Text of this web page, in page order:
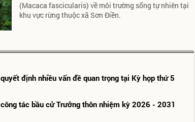
(Macaca fascicularis) về môi trường sống tự nhiên tại
khu vực rừng thuộc xã Sơn Điền.
định nhiều vấn đề quan trọng tại Kỳ họp thứ 5
tác bầu cử Trưởng thôn nhiệm kỳ 2026 - 2031